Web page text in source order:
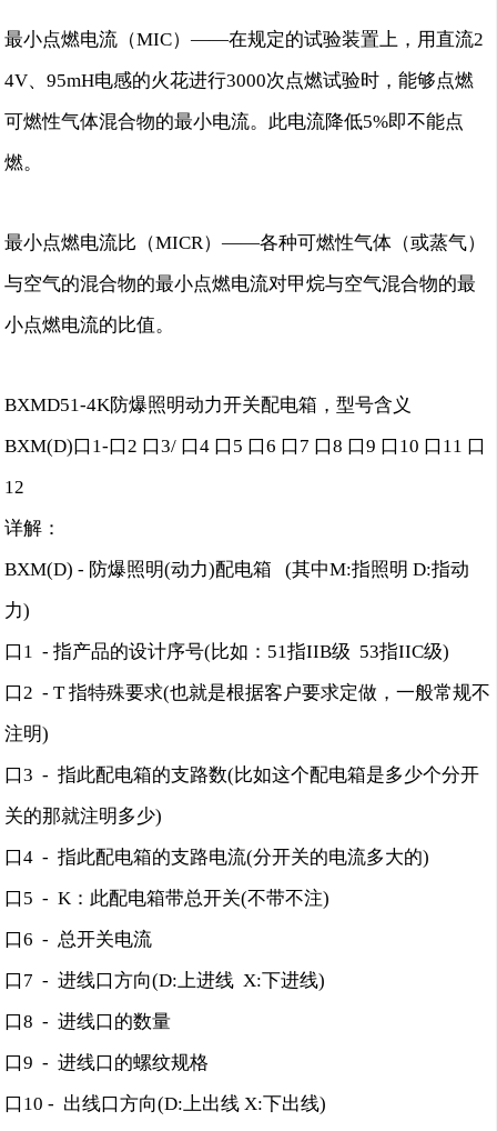
最小点燃电流（MIC）——在规定的试验装置上，用直流2
4V、95mH电感的火花进行3000次点燃试验时，能够点燃
可燃性气体混合物的最小电流。此电流降低5%即不能点
燃。
最小点燃电流比（MICR）——各种可燃性气体（或蒸气）
与空气的混合物的最小点燃电流对甲烷与空气混合物的最
小点燃电流的比值。
BXMD51-4K防爆照明动力开关配电箱，型号含义
BXM(D)口1-口2 口3/ 口4 口5 口6 口7 口8 口9 口10 口11 口
12
详解：
BXM(D) - 防爆照明(动力)配电箱 (其中M:指照明 D:指动
力)
口1 - 指产品的设计序号(比如：51指IIB级 53指IIC级)
口2 - T 指特殊要求(也就是根据客户要求定做，一般常规不
注明)
口3 - 指此配电箱的支路数(比如这个配电箱是多少个分开
关的那就注明多少)
口4 - 指此配电箱的支路电流(分开关的电流多大的)
口5 - K：此配电箱带总开关(不带不注)
口6 - 总开关电流
口7 - 进线口方向(D:上进线 X:下进线)
口8 - 进线口的数量
口9 - 进线口的螺纹规格
口10 - 出线口方向(D:上出线 X:下出线)